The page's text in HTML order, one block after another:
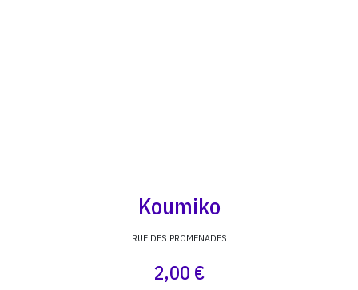
Koumiko
RUE DES PROMENADES
2,00 €